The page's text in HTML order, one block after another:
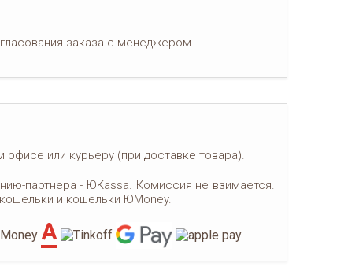
заказа с менеджером.
или курьеру (при доставке товара).
партнера - ЮKassa. Комиссия не взимается.
и кошельки ЮMoney.